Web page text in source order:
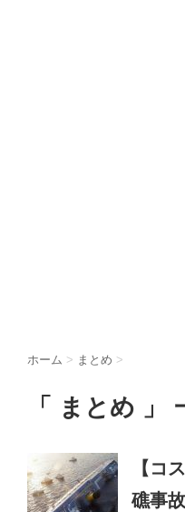
ホーム > まとめ >
「 まとめ 」
【コ
礁事